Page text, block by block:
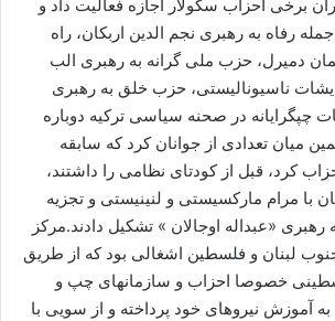
برخی احزاب سکولار اجازه فعالیت داد و
رفاه به رهبری نجم الدین اربکان، راه
دمیرل، حزب ملی گرانه به رهبری الب
ناسیونالیستی، حزب خلق به رهبری
چپگرایانه در صحنه سیاسی ترکیه دوباره
میان تعدادی از جوانان کرد که سابقه
کرد، قبل از کودتای نظامی را داشتند،
با مرام مارکسیستی و لنینیستی و تجزیه
«عبداله اوجالان » تشکیل دادند.مرکز
لبنان و فلسطین اشغالی بود که از طریق
خصوصا احزاب و سازمانهای چپ و
آموزش نیروهای خود پرداخته و از سویی با